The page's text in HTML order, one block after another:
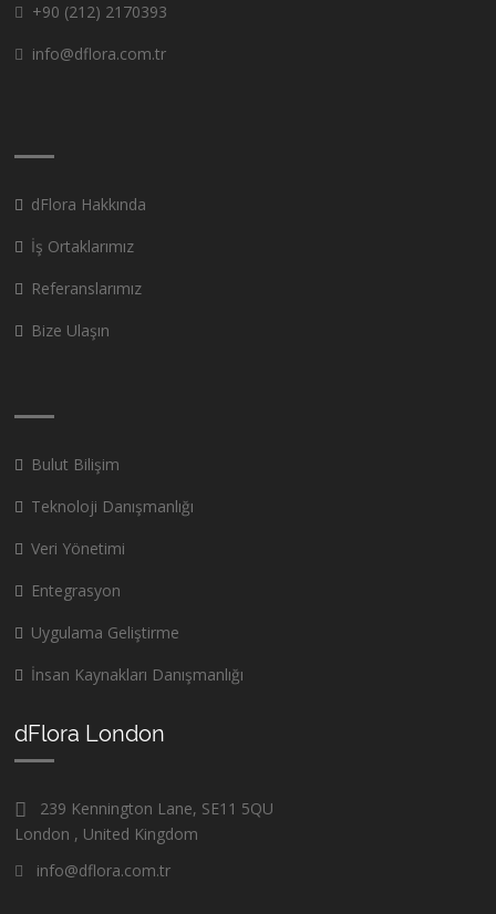
+90 (212) 2170393
info@dflora.com.tr
dFlora Hakkında
İş Ortaklarımız
Referanslarımız
Bize Ulaşın
Bulut Bilişim
Teknoloji Danışmanlığı
Veri Yönetimi
Entegrasyon
Uygulama Geliştirme
İnsan Kaynakları Danışmanlığı
dFlora London
239 Kennington Lane, SE11 5QU
London , United Kingdom
info@dflora.com.tr